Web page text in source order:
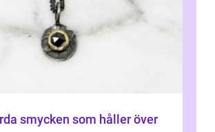
smycken som håller över